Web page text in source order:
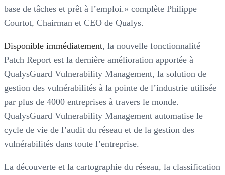
base de tâches et prêt à l’emploi.» complète Philippe
Courtot, Chairman et CEO de Qualys.
Disponible immédiatement, la nouvelle fonctionnalité
Patch Report est la dernière amélioration apportée à
QualysGuard Vulnerability Management, la solution de
gestion des vulnérabilités à la pointe de l’industrie utilisée
par plus de 4000 entreprises à travers le monde.
QualysGuard Vulnerability Management automatise le
cycle de vie de l’audit du réseau et de la gestion des
vulnérabilités dans toute l’entreprise.
La découverte et la cartographie du réseau, la classification